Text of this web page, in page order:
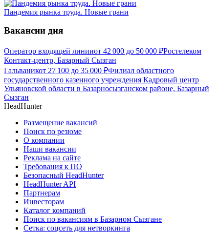
Пандемия рынка труда. Новые грани
Вакансии дня
Оператор входящей линииот 42 000 до 50 000 ₽Ростелеком
Контакт-центр, Базарный Сызган
Гальваникот 27 100 до 35 000 ₽Филиал областного
государственного казенного учреждения Кадровый центр
Ульяновской области в Базарносызганском районе, Базарный
Сызган
HeadHunter
Размещение вакансий
Поиск по резюме
О компании
Наши вакансии
Реклама на сайте
Требования к ПО
Безопасный HeadHunter
HeadHunter API
Партнерам
Инвесторам
Каталог компаний
Поиск по вакансиям в Базарном Сызгане
Сетка: соцсеть для нетворкинга